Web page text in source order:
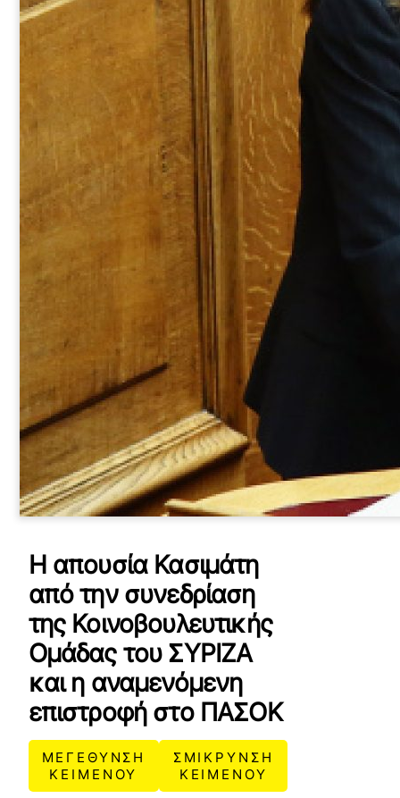
H απουσία Κασιμάτη
από την συνεδρίαση
της Κοινοβουλευτικής
Ομάδας του ΣΥΡΙΖΑ
και η αναμενόμενη
επιστροφή στο ΠΑΣΟΚ
ΜΕΓΕΘΥΝΣΗ
ΚΕΙΜΕΝΟΥ
ΣΜΙΚΡΥΝΣΗ
ΚΕΙΜΕΝΟΥ